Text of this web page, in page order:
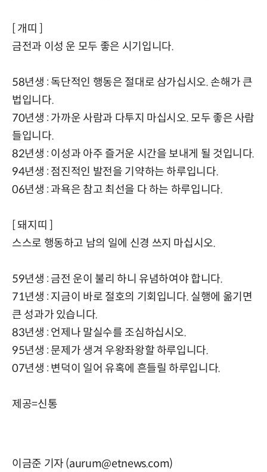
[ 개띠 ]
금전과 이성 운 모두 좋은 시기입니다.
58년생 : 독단적인 행동은 절대로 삼가십시오. 손해가 큰
법입니다.
70년생 : 가까운 사람과 다투지 마십시오. 모두 좋은 사람
들입니다.
82년생 : 이성과 아주 즐거운 시간을 보내게 될 것입니다.
94년생 : 점진적인 발전을 기약하는 하루입니다.
06년생 : 과욕은 참고 최선을 다 하는 하루입니다.
[ 돼지띠 ]
스스로 행동하고 남의 일에 신경 쓰지 마십시오.
59년생 : 금전 운이 불리 하니 유념하여야 합니다.
71년생 : 지금이 바로 절호의 기회입니다. 실행에 옮기면
큰 성과가 있습니다.
83년생 : 언제나 말실수를 조심하십시오.
95년생 : 문제가 생겨 우왕좌왕할 하루입니다.
07년생 : 변덕이 일어 유혹에 흔들릴 하루입니다.
제공=신통
이금준 기자 (aurum@etnews.com)